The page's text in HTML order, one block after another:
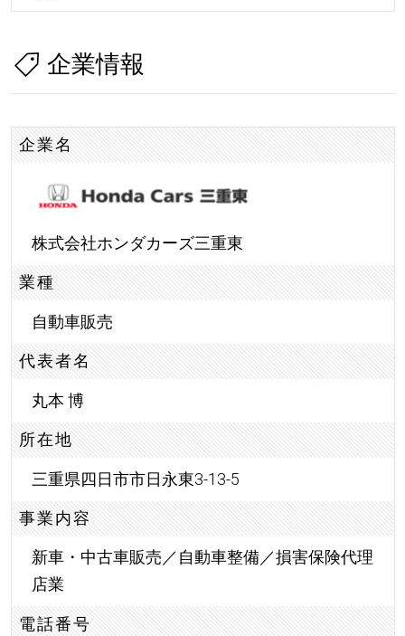
企業情報
企業名
株式会社ホンダカーズ三重東
業種
自動車販売
代表者名
丸本 博
所在地
三重県四日市市日永東3-13-5
事業内容
新車・中古車販売／自動車整備／損害保険代理
店業
電話番号